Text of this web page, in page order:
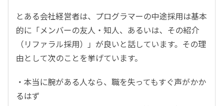
とある会社経営者は、プログラマーの中途採用は基本
的に「メンバーの友人・知人、あるいは、その紹介
（リファラル採用）」が良いと話しています。その理
由として次のことを挙げています。
・本当に腕がある人なら、職を失ってもすぐ声がかか
るはず